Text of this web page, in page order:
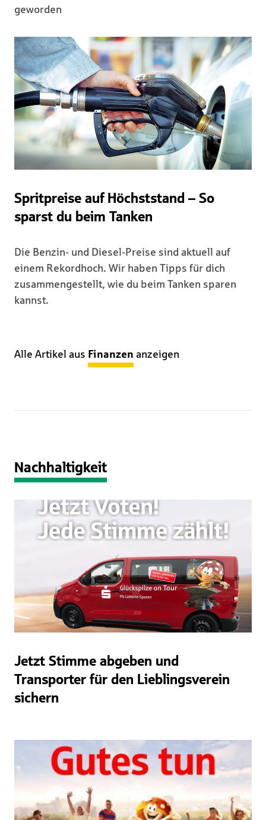
geworden
Spritpreise auf Höchststand – So
sparst du beim Tanken
Die Benzin- und Diesel-Preise sind aktuell auf
einem Rekordhoch. Wir haben Tipps für dich
zusammengestellt, wie du beim Tanken sparen
kannst.
Alle Artikel aus Finanzen anzeigen
Nachhaltigkeit
Jetzt Stimme abgeben und
Transporter für den Lieblingsverein
sichern